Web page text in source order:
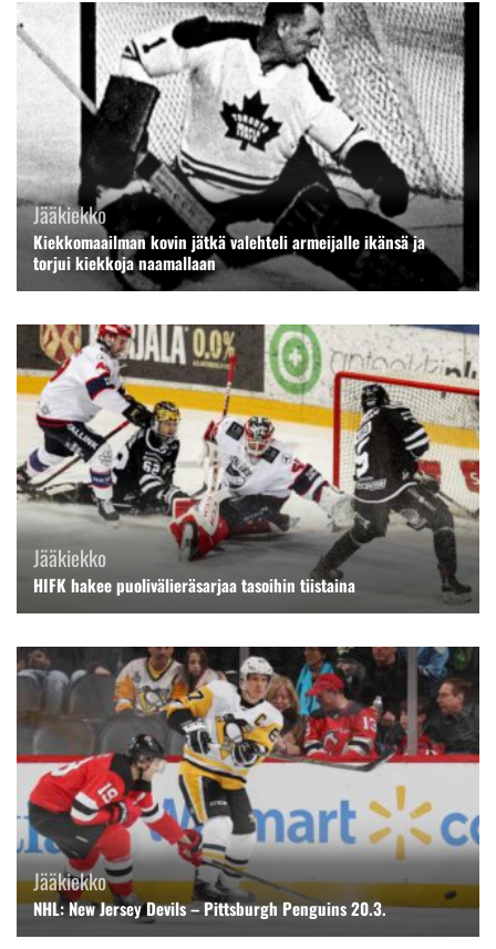
Jääkiekko
Kiekkomaailman kovin jätkä valehteli armeijalle ikänsä ja
torjui kiekkoja naamallaan
Jääkiekko
HIFK hakee puolivälieräsarjaa tasoihin tiistaina
Jääkiekko
NHL: New Jersey Devils – Pittsburgh Penguins 20.3.